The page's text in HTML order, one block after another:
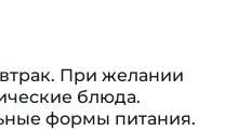
При желании
блюда.
формы питания.